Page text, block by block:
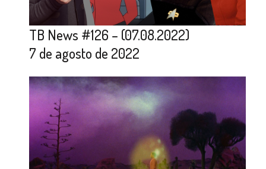
TB News #126 – (07.08.2022)
7 de agosto de 2022